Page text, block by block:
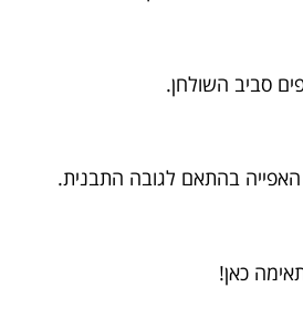
סביב השולחן.
בהתאם לגובה התבנית.
כאן!